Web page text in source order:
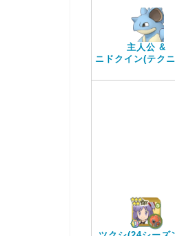
主人公 &
ニドクイン(テク